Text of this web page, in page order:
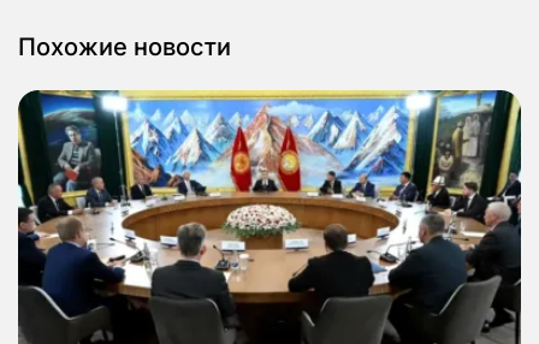
Похожие новости